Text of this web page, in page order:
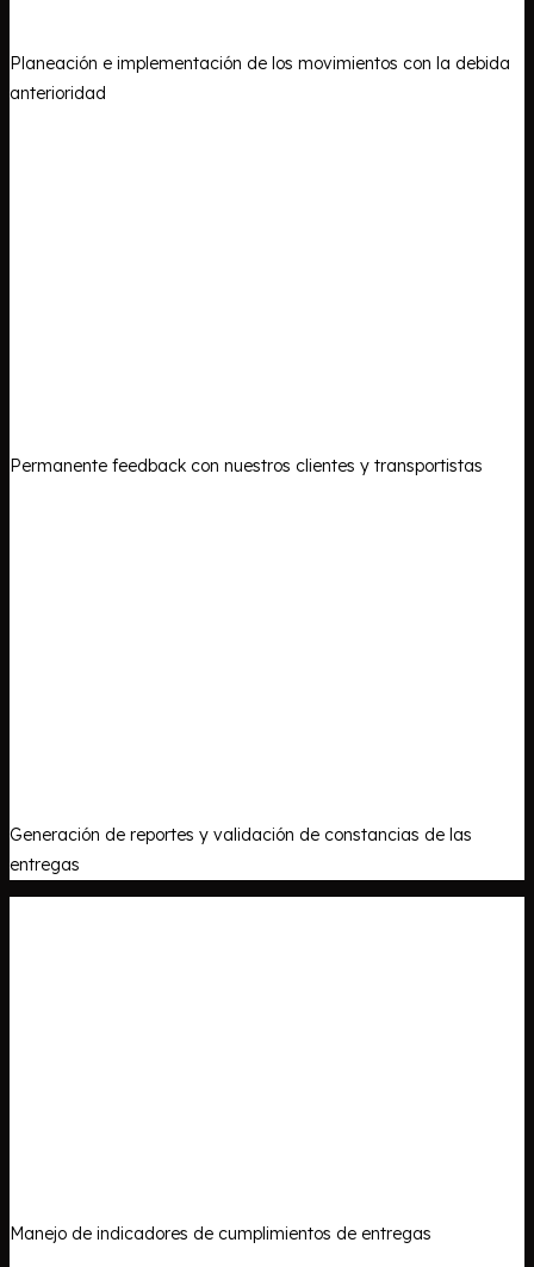
Planeación e implementación de los movimientos con la debida
anterioridad
Permanente feedback con nuestros clientes y transportistas
Generación de reportes y validación de constancias de las
entregas
Manejo de indicadores de cumplimientos de entregas